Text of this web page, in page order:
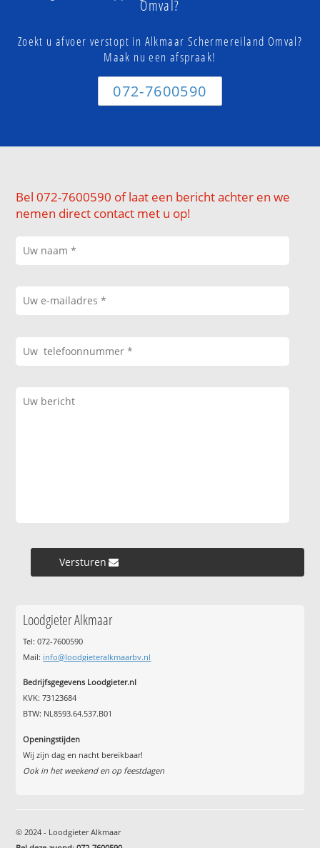
Omval?
Zoekt u afvoer verstopt in Alkmaar Schermereiland Omval?
Maak nu een afspraak!
072-7600590
Bel 072-7600590 of laat een bericht achter en we
nemen direct contact met u op!
Versturen »
Loodgieter Alkmaar
Tel: 072-7600590
Mail: info@loodgieteralkmaarbv.nl
Bedrijfsgegevens Loodgieter.nl
KVK: 73123684
BTW: NL8593.64.537.B01
Openingstijden
Wij zijn dag en nacht bereikbaar!
Ook in het weekend en op feestdagen
© 2024 - Loodgieter Alkmaar